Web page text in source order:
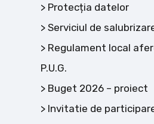
Protecția datelor
Serviciul de
Regulament local
P.U.G.
Buget 2026 – proiect
Invitatie de